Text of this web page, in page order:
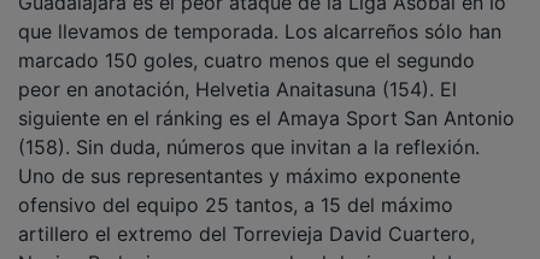
que llevamos de temporada. Los alcarreños sólo han
marcado 150 goles, cuatro menos que el segundo
peor en anotación, Helvetia Anaitasuna (154). El
siguiente en el ránking es el Amaya Sport San Antonio
(158). Sin duda, números que invitan a la reflexión.
Uno de sus representantes y máximo exponente
ofensivo del equipo 25 tantos, a 15 del máximo
artillero el extremo del Torrevieja David Cuartero,
Novica Rudovic, no se esconde al decir que debemos